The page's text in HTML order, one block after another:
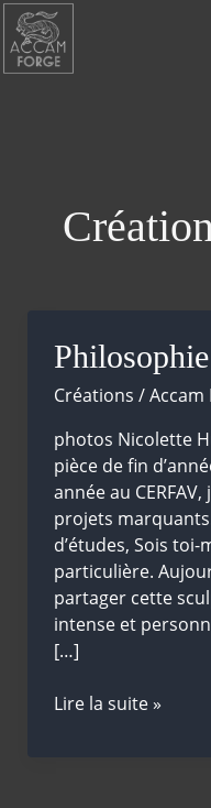
Aller
au
contenu
Créations /Accam
photos Nicolette
pièce de fin
année au
projets
d’études, Sois
particulière.
partager cette
intense et
[…]
Philosophie
Lire la suite »